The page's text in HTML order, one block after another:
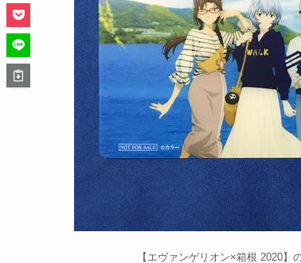
【エヴァンゲリオン×箱根 2020